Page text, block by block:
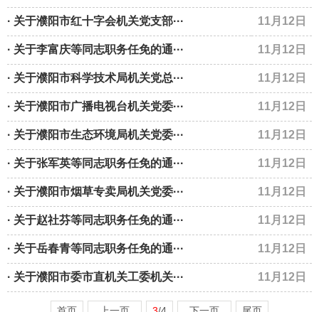
· 关于濮阳市红十字会机关党支部··· 11月12日
· 关于李富庆等同志职务任免的通··· 11月12日
· 关于濮阳市科学技术局机关党总··· 11月12日
· 关于濮阳市广播电视台机关党委··· 11月12日
· 关于濮阳市生态环境局机关党委··· 11月12日
· 关于张军英等同志职务任免的通··· 11月12日
· 关于濮阳市烟草专卖局机关党委··· 11月12日
· 关于赵社芬等同志职务任免的通··· 11月12日
· 关于岳春青等同志职务任免的通··· 11月12日
· 关于濮阳市委市直机关工委机关··· 11月12日